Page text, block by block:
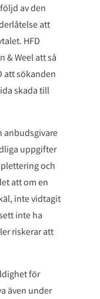
av den
att
HFD
& Weel att så
att sökanden
skada till
anbudsgivare
uppgifter
och
att om en
inte vidtagit
inte ha
riskerar att
för
även under